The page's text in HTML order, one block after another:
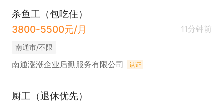
杀鱼工（包吃住）
3800-5500元/月
11分钟前
南通市/不限
南通涨潮企业后勤服务有限公司 认证
厨工（退休优先）